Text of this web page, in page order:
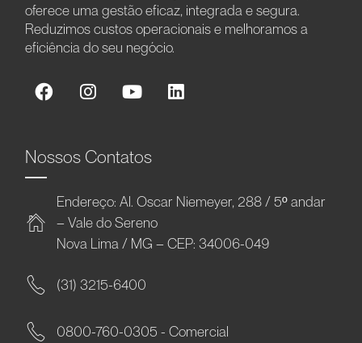
oferece uma gestão eficaz, integrada e segura.
Reduzimos custos operacionais e melhoramos a
eficiência do seu negócio.
Nossos Contatos
Endereço: Al. Oscar Niemeyer, 288 / 5º andar
– Vale do Sereno
Nova Lima / MG – CEP: 34006-049
(31) 3215-6400
0800-760-0305 - Comercial